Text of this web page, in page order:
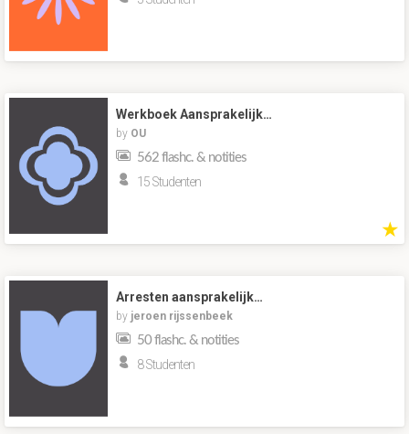
★
Werkboek Aansprakelijk…
by OU
562 flashc. & notities
15 Studenten
Arresten aansprakelijk…
by jeroen rijssenbeek
50 flashc. & notities
8 Studenten